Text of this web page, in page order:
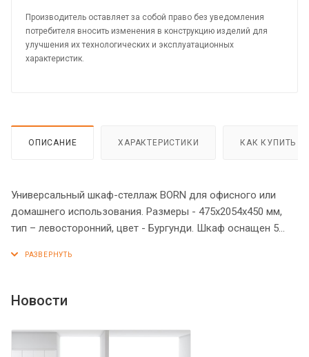
Производитель оставляет за собой право без уведомления
потребителя вносить изменения в конструкцию изделий для
улучшения их технологических и эксплуатационных
характеристик.
ОПИСАНИЕ ХАРАКТЕРИСТИКИ КАК КУПИТЬ
Универсальный шкаф-стеллаж BORN для офисного или
домашнего использования. Размеры - 475х2054х450 мм,
тип – левосторонний, цвет - Бургунди. Шкаф оснащен 5
конструкции, три верхние – открытые. На дверце
шкафа оснащена прочными силовыми креплениями –
Новости